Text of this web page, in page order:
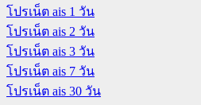
โปรเน็ต ais 1 วัน
โปรเน็ต ais 2 วัน
โปรเน็ต ais 3 วัน
โปรเน็ต ais 7 วัน
โปรเน็ต ais 30 วัน